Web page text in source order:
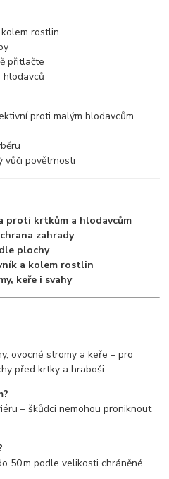
rostlin
přitlačte
proti malým hlodavcům
vůči povětrnosti
proti krtkům a hlodavcům
zahrady
plochy
a kolem rostlin
keře i svahy
ovocné stromy a keře – pro
před krtky a hraboši.
– škůdci nemohou proniknout
50 m podle velikosti chráněné